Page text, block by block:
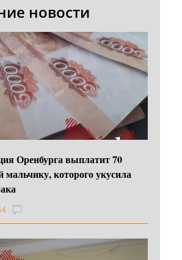
новости
Оренбурга выплатит 70
мальчику, которого укусила